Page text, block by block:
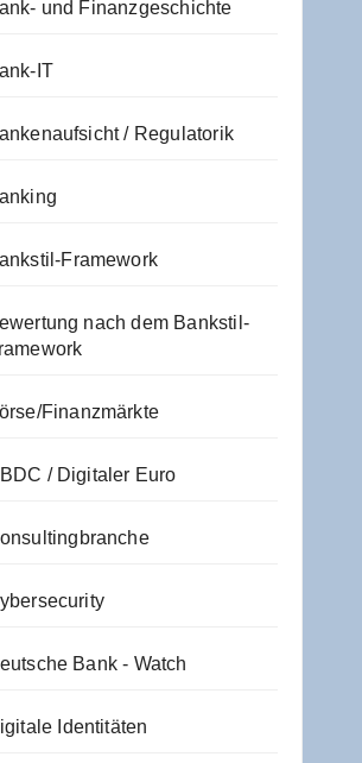
und Finanzgeschichte
IT
/ Regulatorik
Framework
nach dem Bankstil-
Finanzmärkte
/ Digitaler Euro
Bank - Watch
Identitäten